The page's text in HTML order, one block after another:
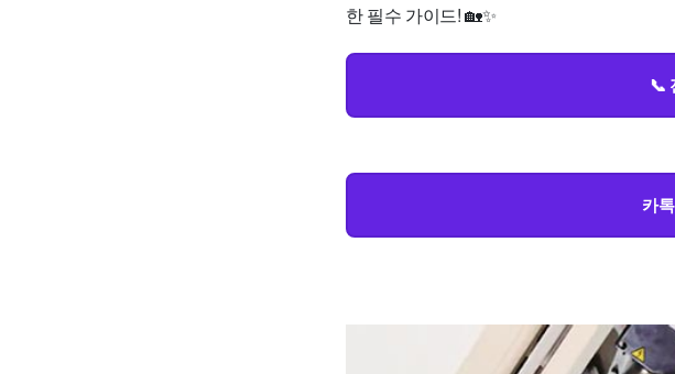
한 필수 가이드! 🏡✨
📞
카